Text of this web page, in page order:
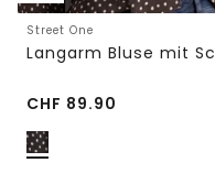
Street One
CHF 89.90